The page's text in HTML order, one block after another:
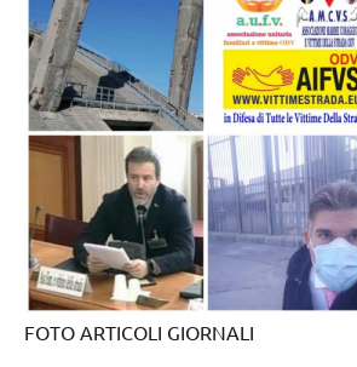
FOTO ARTICOLI GIORNALI